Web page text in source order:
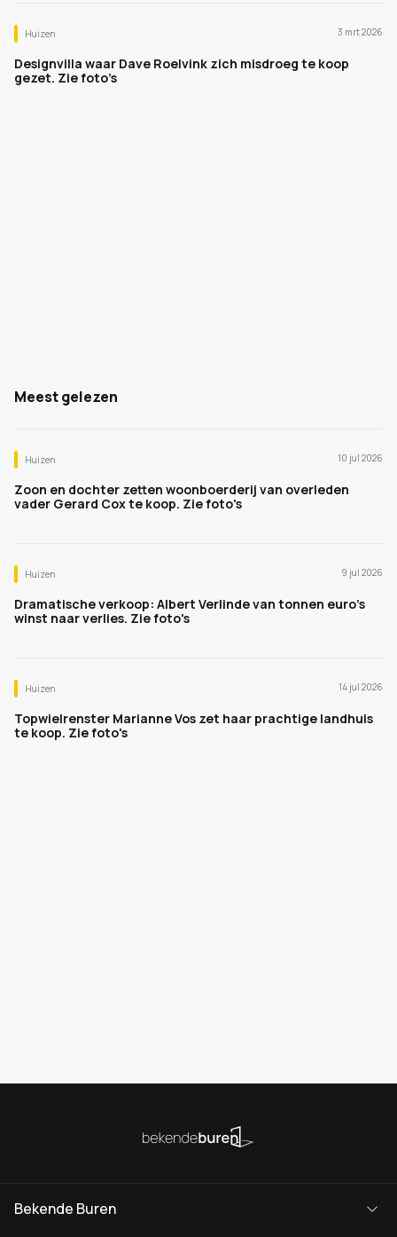
Huizen 3 mrt 2026
Designvilla waar Dave Roelvink zich misdroeg te koop
gezet. Zie foto’s
Meest gelezen
Huizen 10 jul 2026
Zoon en dochter zetten woonboerderij van overleden
vader Gerard Cox te koop. Zie foto's
Huizen 9 jul 2026
Dramatische verkoop: Albert Verlinde van tonnen euro's
winst naar verlies. Zie foto's
Huizen 14 jul 2026
Topwielrenster Marianne Vos zet haar prachtige landhuis
te koop. Zie foto's
Bekende Buren